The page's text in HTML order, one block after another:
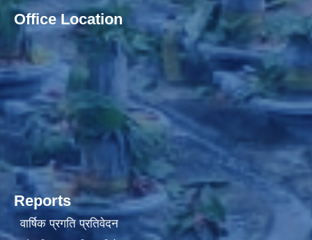
Office Location
Reports
वार्षिक प्रगति प्रतिवेदन